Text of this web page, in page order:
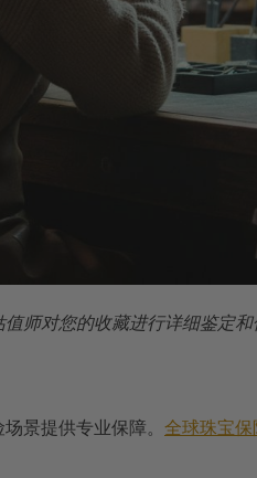
师对您的收藏进行详细鉴定
景提供专业保障。 全球珠宝